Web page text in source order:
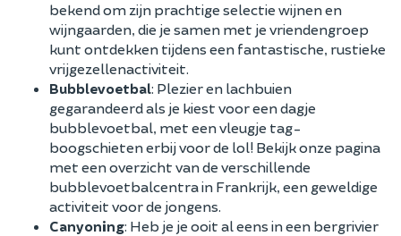
bekend om zijn prachtige selectie wijnen en
wijngaarden, die je samen met je vriendengroep
kunt ontdekken tijdens een fantastische, rustieke
vrijgezellenactiviteit.
Bubblevoetbal: Plezier en lachbuien
gegarandeerd als je kiest voor een dagje
bubblevoetbal, met een vleugje tag-
boogschieten erbij voor de lol! Bekijk onze pagina
met een overzicht van de verschillende
bubblevoetbalcentra in Frankrijk, een geweldige
activiteit voor de jongens.
Canyoning: Heb je je ooit al eens in een bergrivier